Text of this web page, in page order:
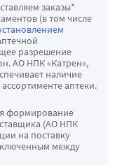
заказы*
(в том числе
разрешение
АО НПК «Катрен»,
наличие
аптеки.
формирование
(АО НПК
на поставку
между